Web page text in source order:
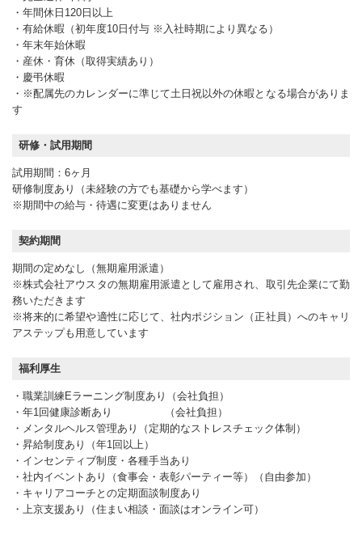
・年間休日120日以上
・有給休暇（初年度10日付与 ※入社時期により異なる）
・年末年始休暇
・産休・育休（取得実績あり）
・慶弔休暇
・※配属先のカレンダーに準じて土日祝以外の休暇となる場合がありま
す
研修・試用期間
試用期間：6ヶ月
研修制度あり（未経験の方でも基礎から学べます）
※期間中の給与・待遇に変更はありません
契約期間
期間の定めなし（無期雇用派遣）
※株式会社アウスタの無期雇用派遣として雇用され、取引先企業にて勤
務いただきます
※将来的に希望や適性に応じて、社内ポジション（正社員）へのキャリ
アステップも用意しています
福利厚生
・職業訓練Eラーニング制度あり（会社負担）
・年1回健康診断あり （会社負担）
・メンタルヘルス管理あり（定期的なストレスチェック体制）
・昇給制度あり（年1回以上）
・インセンティブ制度・各種手当あり
・社内イベントあり（食事会・表彰パーティー等）（自由参加）
・キャリアコーチとの定期面談制度あり
・上京支援あり（住まい相談・面談はオンライン可）